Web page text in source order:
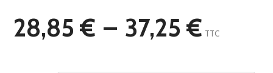
28,85 € – 37,25 €Plage
TTC